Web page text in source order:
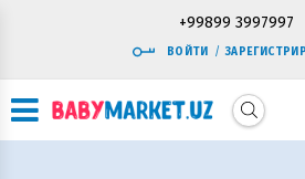
+99899 3997997
ВОЙТИ /